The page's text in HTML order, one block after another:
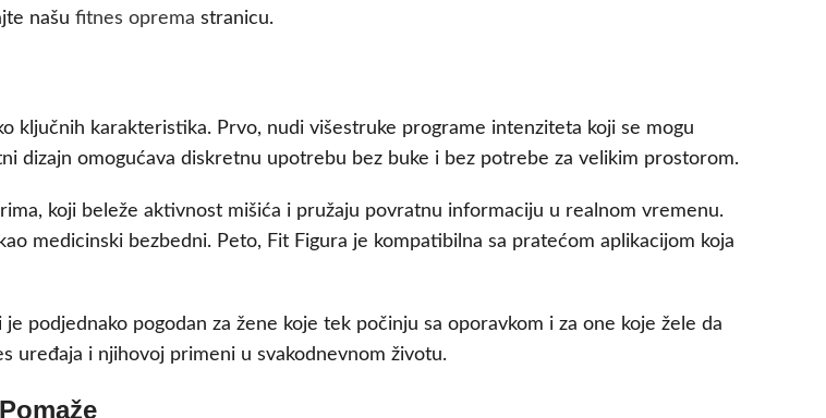
našu fitnes oprema stranicu.
ključnih karakteristika. Prvo, nudi višestruke programe intenziteta koji se mogu
dizajn omogućava diskretnu upotrebu bez buke i bez potrebe za velikim prostorom.
koji beleže aktivnost mišića i pružaju povratnu informaciju u realnom vremenu.
medicinski bezbedni. Peto, Fit Figura je kompatibilna sa pratećom aplikacijom koja
podjednako pogodan za žene koje tek počinju sa oporavkom i za one koje žele da
uređaja i njihovoj primeni u svakodnevnom životu.